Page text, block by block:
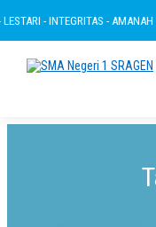
- INTEGRITAS - AMANAH -